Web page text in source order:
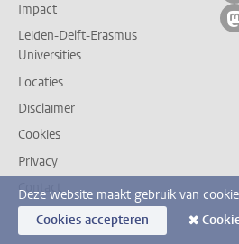
Impact
Leiden-Delft-Erasmus
Universities
Locaties
Disclaimer
Cookies
Privacy
Contact
Deze website maakt gebruik van
Cookies accepteren